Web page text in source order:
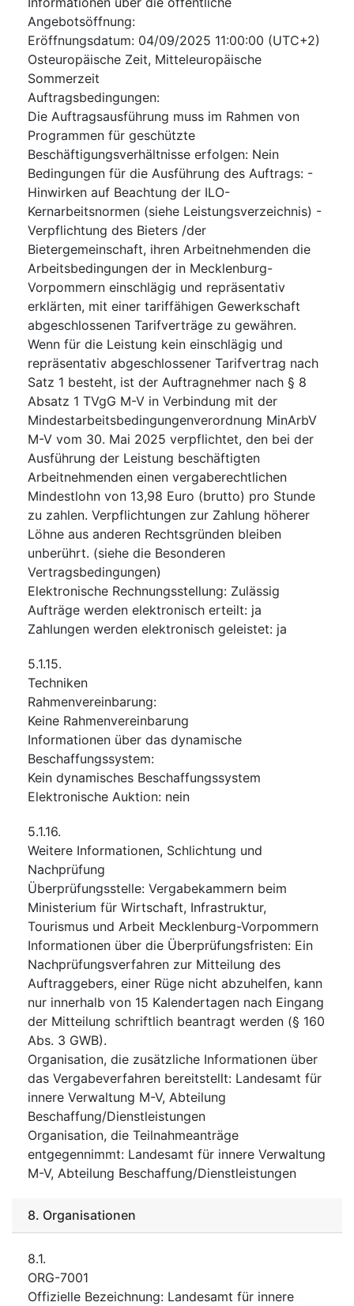
Angebotsöffnung:
Eröffnungsdatum: 04/09/2025 11:00:00 (UTC+2)
Osteuropäische Zeit, Mitteleuropäische
Sommerzeit
Auftragsbedingungen:
Die Auftragsausführung muss im Rahmen von
Programmen für geschützte
Beschäftigungsverhältnisse erfolgen: Nein
Bedingungen für die Ausführung des Auftrags: -
Hinwirken auf Beachtung der ILO-
Kernarbeitsnormen (siehe Leistungsverzeichnis) -
Verpflichtung des Bieters /der
Bietergemeinschaft, ihren Arbeitnehmenden die
Arbeitsbedingungen der in Mecklenburg-
Vorpommern einschlägig und repräsentativ
erklärten, mit einer tariffähigen Gewerkschaft
abgeschlossenen Tarifverträge zu gewähren.
Wenn für die Leistung kein einschlägig und
repräsentativ abgeschlossener Tarifvertrag nach
Satz 1 besteht, ist der Auftragnehmer nach § 8
Absatz 1 TVgG M-V in Verbindung mit der
Mindestarbeitsbedingungenverordnung MinArbV
M-V vom 30. Mai 2025 verpflichtet, den bei der
Ausführung der Leistung beschäftigten
Arbeitnehmenden einen vergaberechtlichen
Mindestlohn von 13,98 Euro (brutto) pro Stunde
zu zahlen. Verpflichtungen zur Zahlung höherer
Löhne aus anderen Rechtsgründen bleiben
unberührt. (siehe die Besonderen
Vertragsbedingungen)
Elektronische Rechnungsstellung: Zulässig
Aufträge werden elektronisch erteilt: ja
Zahlungen werden elektronisch geleistet: ja
5.1.15.
Techniken
Rahmenvereinbarung:
Keine Rahmenvereinbarung
Informationen über das dynamische
Beschaffungssystem:
Kein dynamisches Beschaffungssystem
Elektronische Auktion: nein
5.1.16.
Weitere Informationen, Schlichtung und
Nachprüfung
Überprüfungsstelle: Vergabekammern beim
Ministerium für Wirtschaft, Infrastruktur,
Tourismus und Arbeit Mecklenburg-Vorpommern
Informationen über die Überprüfungsfristen: Ein
Nachprüfungsverfahren zur Mitteilung des
Auftraggebers, einer Rüge nicht abzuhelfen, kann
nur innerhalb von 15 Kalendertagen nach Eingang
der Mitteilung schriftlich beantragt werden (§ 160
Abs. 3 GWB).
Organisation, die zusätzliche Informationen über
das Vergabeverfahren bereitstellt: Landesamt für
innere Verwaltung M-V, Abteilung
Beschaffung/Dienstleistungen
Organisation, die Teilnahmeanträge
entgegennimmt: Landesamt für innere Verwaltung
M-V, Abteilung Beschaffung/Dienstleistungen
8. Organisationen
8.1.
ORG-7001
Offizielle Bezeichnung: Landesamt für innere